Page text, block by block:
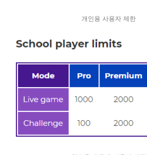
개인용 사용자 제한